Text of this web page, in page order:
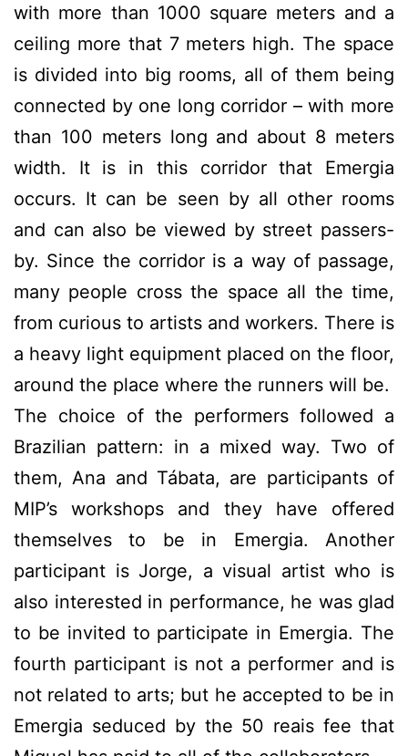
with more than 1000 square meters and a
ceiling more that 7 meters high. The space
is divided into big rooms, all of them being
connected by one long corridor – with more
than 100 meters long and about 8 meters
width. It is in this corridor that Emergia
occurs. It can be seen by all other rooms
and can also be viewed by street passers-
by. Since the corridor is a way of passage,
many people cross the space all the time,
from curious to artists and workers. There is
a heavy light equipment placed on the floor,
around the place where the runners will be.
The choice of the performers followed a
Brazilian pattern: in a mixed way. Two of
them, Ana and Tábata, are participants of
MIP’s workshops and they have offered
themselves to be in Emergia. Another
participant is Jorge, a visual artist who is
also interested in performance, he was glad
to be invited to participate in Emergia. The
fourth participant is not a performer and is
not related to arts; but he accepted to be in
Emergia seduced by the 50 reais fee that